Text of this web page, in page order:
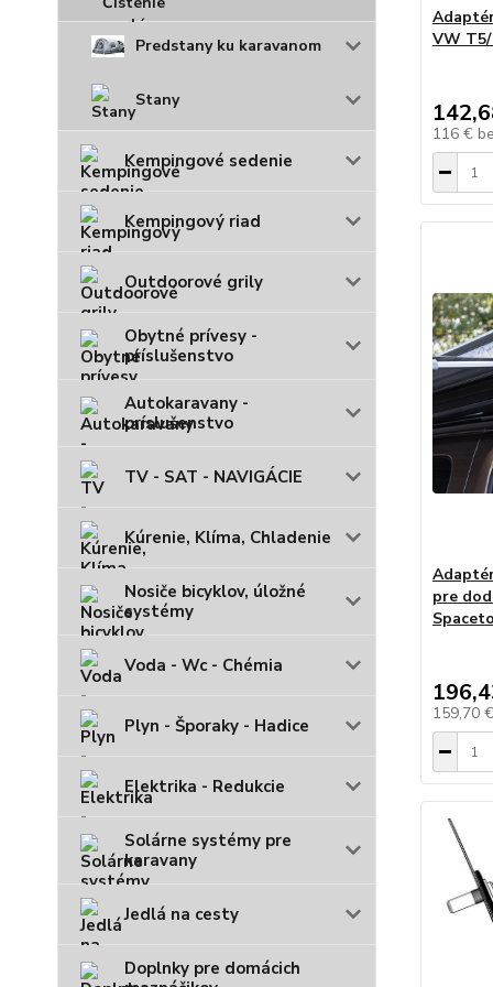
Predstany ku karavanom
Stany
Kempingové sedenie
Kempingový riad
Outdoorové grily
Obytné prívesy -
príslušenstvo
Autokaravany -
príslušenstvo
TV - SAT - NAVIGÁCIE
Kúrenie, Klíma, Chladenie
Nosiče bicyklov, úložné
systémy
Voda - Wc - Chémia
Plyn - Šporaky - Hadice
Elektrika - Redukcie
Solárne systémy pre
karavany
Jedlá na cesty
Doplnky pre domácich
VW
116 €
pre
159,70